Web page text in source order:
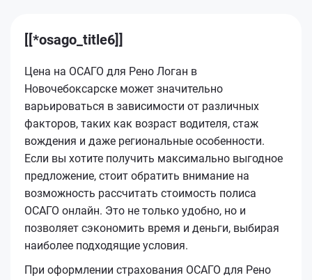
[[*osago_title6]]
Цена на ОСАГО для Рено Логан в
Новочебоксарске может значительно
варьироваться в зависимости от различных
факторов, таких как возраст водителя, стаж
вождения и даже региональные особенности.
Если вы хотите получить максимально выгодное
предложение, стоит обратить внимание на
возможность рассчитать стоимость полиса
ОСАГО онлайн. Это не только удобно, но и
позволяет сэкономить время и деньги, выбирая
наиболее подходящие условия.
При оформлении страхования ОСАГО для Рено